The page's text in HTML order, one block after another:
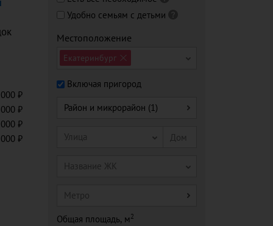
Удобно семьям с детьми
Местоположение
Екатеринбург
Включая пригород
Район и микрорайон (1)
Улица
Название ЖК
Метро
Общая площадь, м2